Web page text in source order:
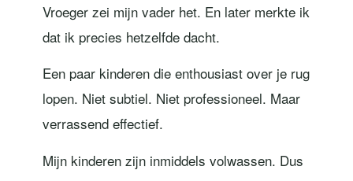
Vroeger zei mijn vader het. En later merkte ik
dat ik precies hetzelfde dacht.
Een paar kinderen die enthousiast over je rug
lopen. Niet subtiel. Niet professioneel. Maar
verrassend effectief.
Mijn kinderen zijn inmiddels volwassen. Dus